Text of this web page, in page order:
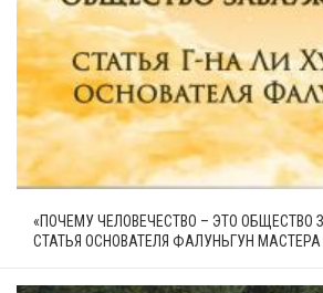
«ПОЧЕМУ ЧЕЛОВЕЧЕСТВО – ЭТО ОБЩЕСТВО
СТАТЬЯ ОСНОВАТЕЛЯ ФАЛУНЬГУН